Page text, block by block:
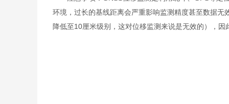
环境，过长的基线距离会严重影响监测精度甚至数据
降低至10厘米级别，这对位移监测来说是无效的），